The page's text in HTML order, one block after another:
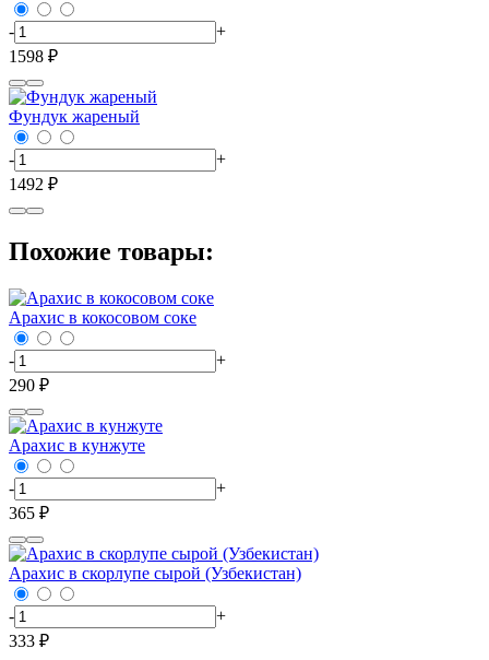
-
+
1598 ₽
Фундук жареный
-
+
1492 ₽
Похожие товары:
Арахис в кокосовом соке
-
+
290 ₽
Арахис в кунжуте
-
+
365 ₽
Арахис в скорлупе сырой (Узбекистан)
-
+
333 ₽